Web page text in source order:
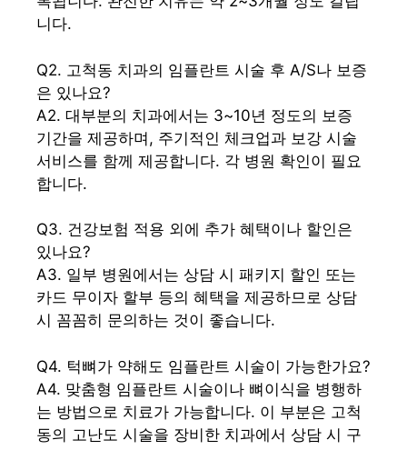
니다.
Q2. 고척동 치과의 임플란트 시술 후 A/S나 보증
은 있나요?
A2. 대부분의 치과에서는 3~10년 정도의 보증
기간을 제공하며, 주기적인 체크업과 보강 시술
서비스를 함께 제공합니다. 각 병원 확인이 필요
합니다.
Q3. 건강보험 적용 외에 추가 혜택이나 할인은
있나요?
A3. 일부 병원에서는 상담 시 패키지 할인 또는
카드 무이자 할부 등의 혜택을 제공하므로 상담
시 꼼꼼히 문의하는 것이 좋습니다.
Q4. 턱뼈가 약해도 임플란트 시술이 가능한가요?
A4. 맞춤형 임플란트 시술이나 뼈이식을 병행하
는 방법으로 치료가 가능합니다. 이 부분은 고척
동의 고난도 시술을 장비한 치과에서 상담 시 구